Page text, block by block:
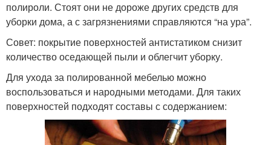
полироли. Стоят они не дороже других средств для
уборки дома, а с загрязнениями справляются “на ура”.
Совет: покрытие поверхностей антистатиком снизит
количество оседающей пыли и облегчит уборку.
Для ухода за полированной мебелью можно
воспользоваться и народными методами. Для таких
поверхностей подходят составы с содержанием: